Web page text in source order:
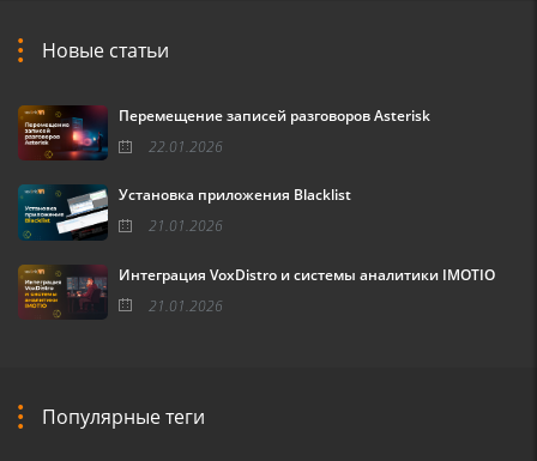
Новые статьи
Перемещение записей разговоров Asterisk
22.01.2026
Установка приложения Blacklist
21.01.2026
Интеграция VoxDistro и системы аналитики IMOTIO
21.01.2026
Популярные теги